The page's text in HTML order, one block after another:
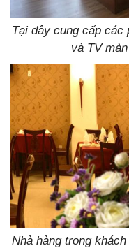
Tại đây cung cấp các
và TV
Nhà hàng trong